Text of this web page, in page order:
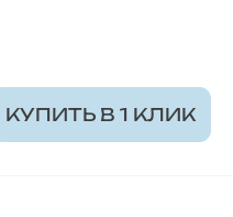
КУПИТЬ В 1 КЛИК